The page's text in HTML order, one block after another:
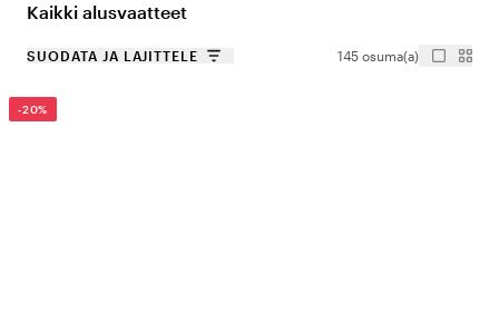
Kaikki alusvaatteet
SUODATA JA LAJITTELE 145 osuma(a)
-20%